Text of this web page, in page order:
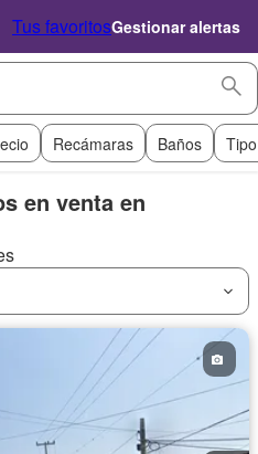
Tus favoritosGestionar alertas
Recámaras Baños
en venta en